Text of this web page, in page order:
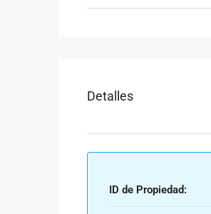
Detalles
ID de Propiedad: